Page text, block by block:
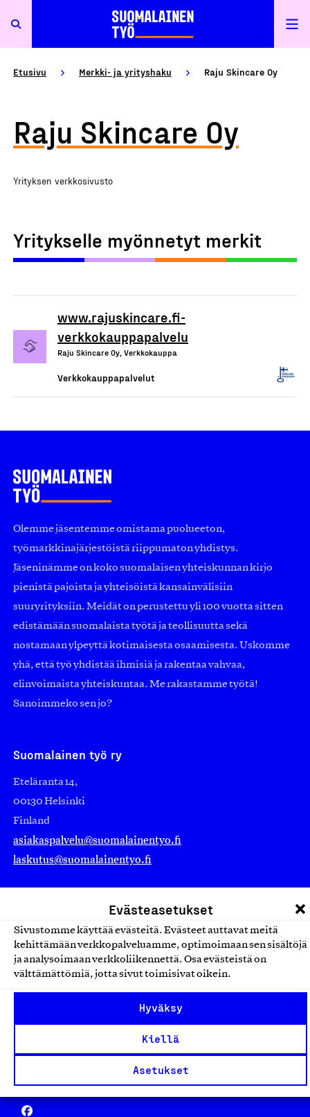
Evästeasetukset
Sivustomme käyttää evästeitä. Evästeet auttavat meitä
kehittämään verkkopalveluamme, optimoimaan sen sisältöjä
ja analysoimaan verkkoliikennettä. Osa evästeistä on
välttämättömiä, jotta sivut toimisivat oikein.
Hyväksy
Kiellä
Asetukset
Etusivu Merkki- ja yrityshaku Raju Skincare Oy
Raju Skincare Oy
Yrityksen verkkosivusto
Yritykselle myönnetyt merkit
www.rajuskincare.fi-
verkkokauppapalvelu
Raju Skincare Oy, Verkkokauppa
Verkkokauppapalvelut
Olemme jäsentemme omistama puolueeton,
työmarkkinajärjestöistä riippumaton yhdistys.
Jäseninämme on koko suomalaisen yhteiskunnan kirjo
pienistä pajoista ja yhteisöistä kansainvälisiin
suuryrityksiin. Meidät on perustettu yli 100 vuotta sitten
edistämään suomalaista työtä ja teollisuutta sekä
nostamaan ylpeyttä kotimaisesta osaamisesta. Uskomme
yhä, että työ yhdistää ihmisiä ja rakentaa vahvaa,
elinvoimaista yhteiskuntaa. Me rakastamme työtä!
Sanoimmeko sen jo?
Suomalainen työ ry
Eteläranta 14,
00130 Helsinki
Finland
asiakaspalvelu@suomalainentyo.fi
laskutus@suomalainentyo.fi
Avainlippu
Yhteiskunnallinen Yritys -merkki